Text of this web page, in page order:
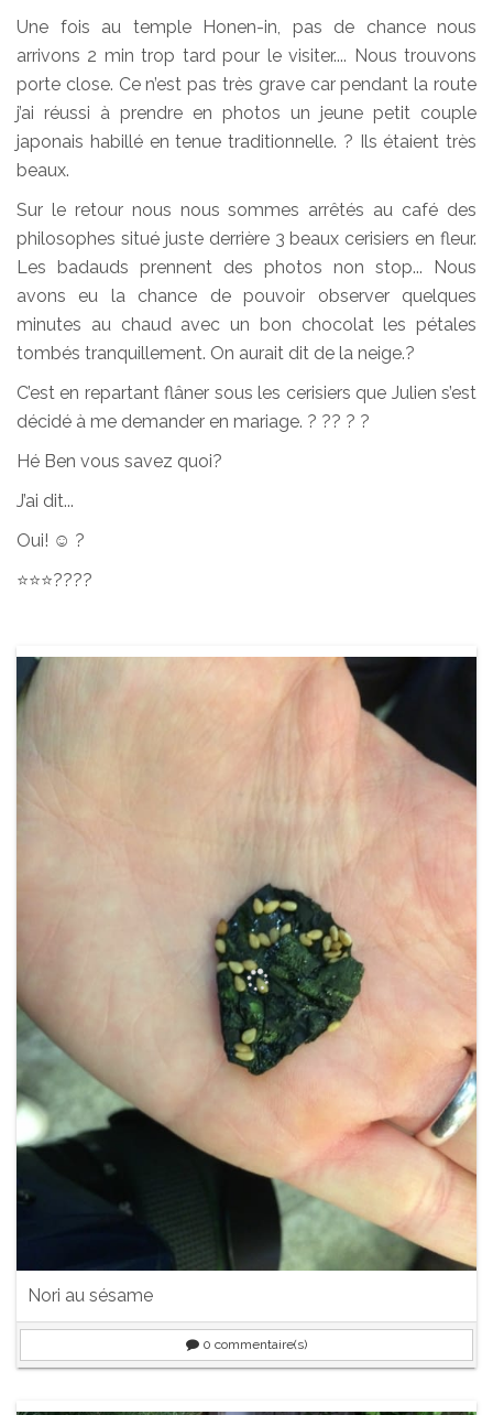
Une fois au temple Honen-in, pas de chance nous
arrivons 2 min trop tard pour le visiter.... Nous trouvons
porte close. Ce n’est pas très grave car pendant la route
j’ai réussi à prendre en photos un jeune petit couple
japonais habillé en tenue traditionnelle. ? Ils étaient très
beaux.
Sur le retour nous nous sommes arrêtés au café des
philosophes situé juste derrière 3 beaux cerisiers en fleur.
Les badauds prennent des photos non stop... Nous
avons eu la chance de pouvoir observer quelques
minutes au chaud avec un bon chocolat les pétales
tombés tranquillement. On aurait dit de la neige.?
C’est en repartant flâner sous les cerisiers que Julien s’est
décidé à me demander en mariage. ? ?? ? ?
Hé Ben vous savez quoi?
J’ai dit...
Oui! ☺️ ?
⭐️⭐️⭐️????
Nori au sésame
0 commentaire(s)